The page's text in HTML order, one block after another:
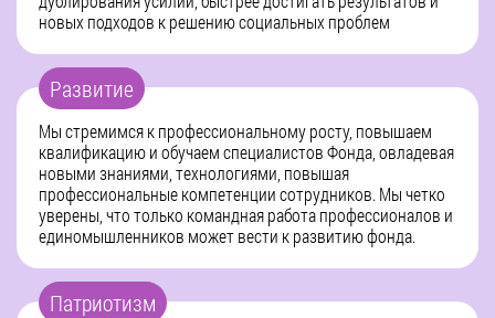
новых подходов к решению социальных проблем
Развитие
Мы стремимся к профессиональному росту, повышаем
квалификацию и обучаем специалистов Фонда, овладевая
новыми знаниями, технологиями, повышая
профессиональные компетенции сотрудников. Мы четко
уверены, что только командная работа профессионалов и
единомышленников может вести к развитию фонда.
Патриотизм